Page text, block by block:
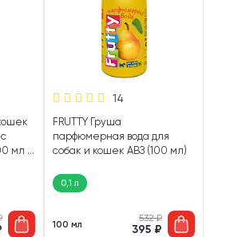
мл (1
14
FRUTTY Груша
парфюмерная вода для
собак и кошек АВЗ (100 мл)
0,1 л
100 мл
532₽
395 ₽